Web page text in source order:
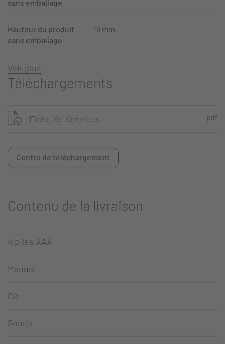
sans emballage
Hauteur du produit
sans emballage
18 mm
Voir plus
Téléchargements
Fiche de données pdf
Centre de téléchargement
Contenu de la livraison
4 piles AAA
Manuel
Clé
Souris